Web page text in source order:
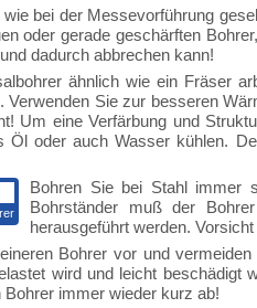
bei der Messevorführung
oder gerade geschärften
dadurch abbrechen kann!
ähnlich wie ein Fräser
Verwenden Sie zur besseren
Um eine Verfärbung und
Öl oder auch Wasser kühlen.
Bohren Sie bei Stahl immer
Bohrständer muß der
herausgeführt werden.
Bohrer vor und
wird und leicht
immer wieder kurz ab!